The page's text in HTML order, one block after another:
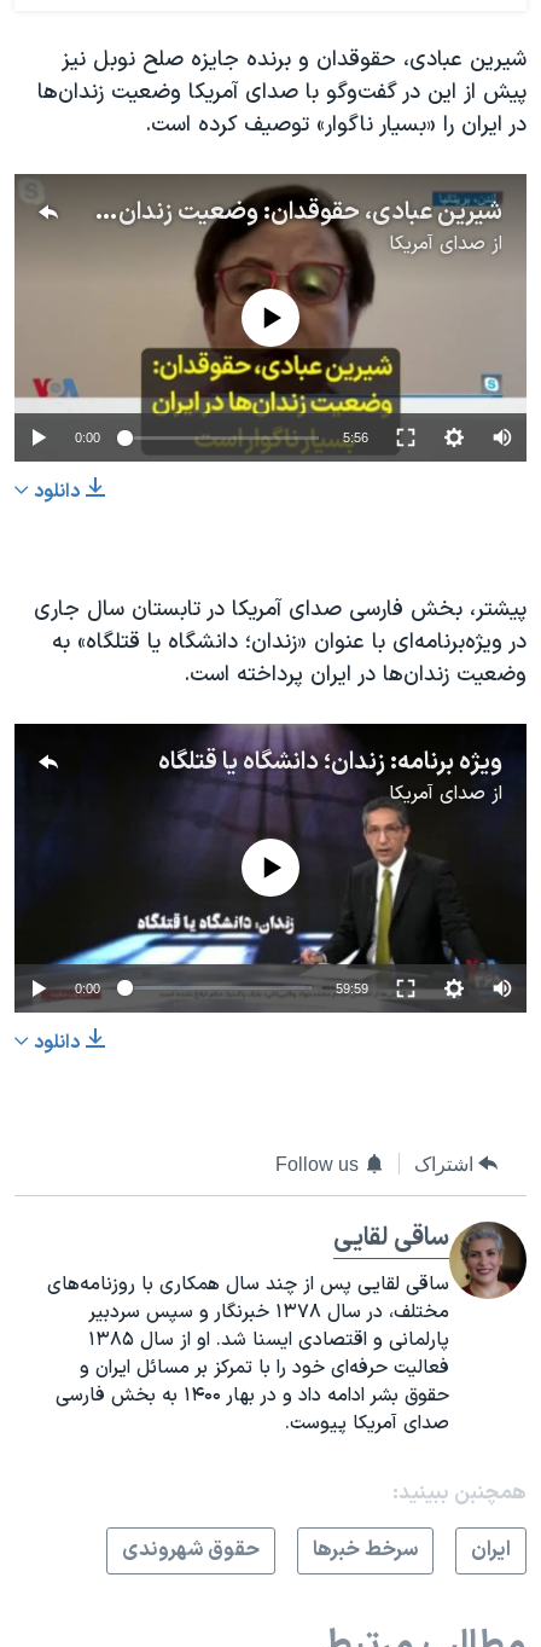
شیرین عبادی، حقوقدان و برنده جایزه صلح نوبل نیز
پیش از این در گفت‌وگو با صدای آمریکا وضعیت زندان‌ها
در ایران را «بسیار ناگوار» توصیف کرده است.
شیرین عبادی، حقوقدان: وضعیت زندان‌ها در ایران بسیار ناگوار است
از صدای آمریکا
No media source currently available
0:00 5:56
دانلود
پیشتر، بخش فارسی صدای آمریکا در تابستان سال جاری
در ویژه‌برنامه‌ای با عنوان «زندان؛ دانشگاه یا قتلگاه» به
وضعیت زندان‌ها در ایران پرداخته است.
ویژه برنامه: زندان؛ دانشگاه یا قتلگاه
از صدای آمریکا
No media source currently available
0:00 59:59
دانلود
اشتراک Follow us
ساقی لقایی
ساقی لقایی پس از چند سال همکاری با روزنامه‌های
مختلف، در سال ۱۳۷۸ خبرنگار و سپس سردبیر
پارلمانی و اقتصادی ایسنا شد. او از سال ۱۳۸۵
فعالیت حرفه‌ای خود را با تمرکز بر مسائل ایران و
حقوق بشر ادامه داد و در بهار ۱۴۰۰ به بخش فارسی
صدای آمریکا پیوست.
همچنبن ببینید:
ايران
سرخط خبرها حقوق شهروندی